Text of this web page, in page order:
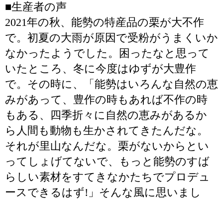
■生産者の声
2021年の秋、能勢の特産品の栗が大不作
で。初夏の大雨が原因で受粉がうまくいか
なかったようでした。困ったなと思って
いたところ、冬に今度はゆずが大豊作
で。その時に、「能勢はいろんな自然の恵
みがあって、豊作の時もあれば不作の時
もある、四季折々に自然の恵みがあるか
ら人間も動物も生かされてきたんだな。
それが里山なんだな。栗がないからとい
ってしょげてないで、もっと能勢のすば
らしい素材をすてきなかたちでプロデュ
ースできるはず!」そんな風に思いまし